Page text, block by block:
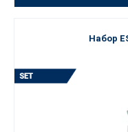
Набор